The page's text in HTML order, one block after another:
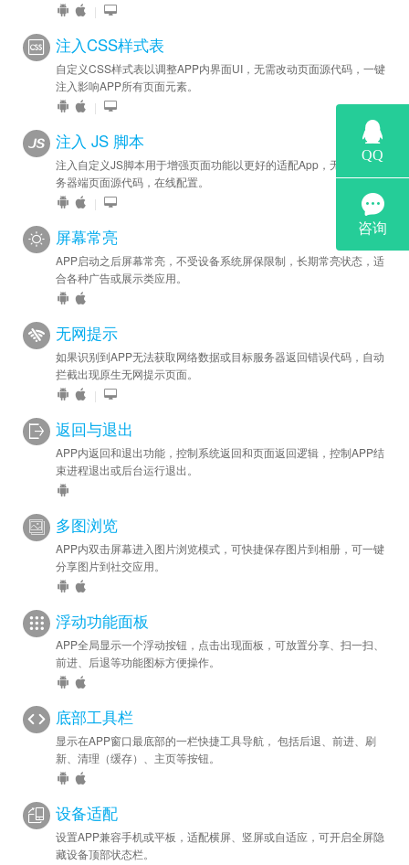
|
注入CSS样式表
自定义CSS样式表以调整APP内界面UI，无需改动页面源代码，一键
注入影响APP所有页面元素。
|
注入 JS 脚本
注入自定义JS脚本用于增强页面功能以更好的适配App，无需修改服
务器端页面源代码，在线配置。
|
屏幕常亮
APP启动之后屏幕常亮，不受设备系统屏保限制，长期常亮状态，适
合各种广告或展示类应用。
无网提示
如果识别到APP无法获取网络数据或目标服务器返回错误代码，自动
拦截出现原生无网提示页面。
|
返回与退出
APP内返回和退出功能，控制系统返回和页面返回逻辑，控制APP结
束进程退出或后台运行退出。
多图浏览
APP内双击屏幕进入图片浏览模式，可快捷保存图片到相册，可一键
分享图片到社交应用。
浮动功能面板
APP全局显示一个浮动按钮，点击出现面板，可放置分享、扫一扫、
前进、后退等功能图标方便操作。
底部工具栏
显示在APP窗口最底部的一栏快捷工具导航， 包括后退、前进、刷
新、清理（缓存）、主页等按钮。
设备适配
设置APP兼容手机或平板，适配横屏、竖屏或自适应，可开启全屏隐
藏设备顶部状态栏。